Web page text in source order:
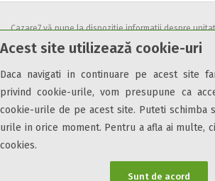
Acest site utilizează cookie-uri
Daca navigati in continuare pe acest site
privind cookie-urile, vom presupune ca
cookie-urile de pe acest site. Puteti schimba
urile in orice moment. Pentru a afla ai multe,
cookies.
Sunt de acord
Cazare7 vă pune la dispozitie informatii despre
zonele turistice, oferte speciale, rezervari online.
condițiile